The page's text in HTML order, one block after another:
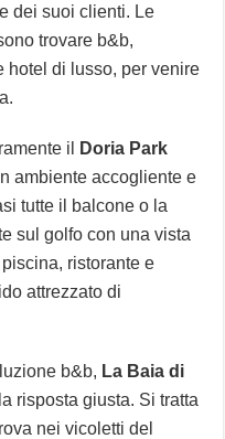
dei suoi clienti. Le
trovare b&b,
hotel di lusso, per venire
il
Doria Park
ambiente accogliente e
tutte il balcone o la
sul golfo con una vista
ristorante e
attrezzato di
b&b, La Baia di
risposta giusta. Si tratta
nei vicoletti del